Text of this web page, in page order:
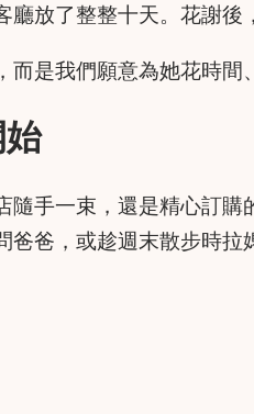
放了整整十天。花謝後
是我們願意為她花時間
手一束，還是精心訂
爸，或趁週末散步時